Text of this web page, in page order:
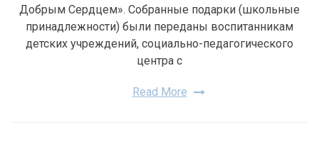
Добрым Сердцем». Собранные подарки (школьные
принадлежности) были переданы воспитанникам
детских учреждений, социально-педагогического
центра с
Read More